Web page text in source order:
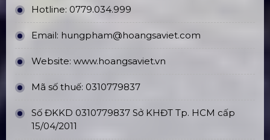
Hotline: 0779.034.999
Email: hungpham@hoangsaviet.com
Website: www.hoangsaviet.vn
Mã số thuế: 0310779837
Số ĐKKD 0310779837 Sở KHĐT Tp. HCM cấp
15/04/2011